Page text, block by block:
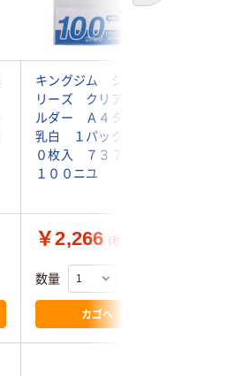
キングジム シンプ
リーズ クリアーホ
ルダー Ａ４タテ
乳白 １パック１０
０枚入 ７３７ＳＰ-
１００ニユ
￥2,266 （税込）
数量
カゴへ